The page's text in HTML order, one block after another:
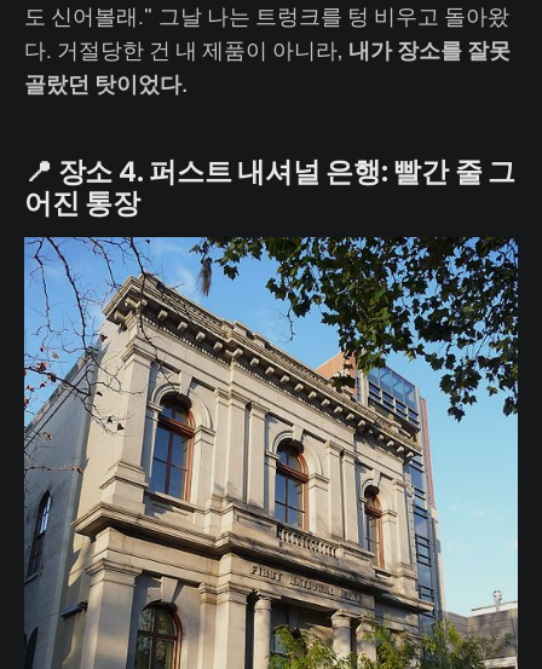
도 신어볼래." 그날 나는 트렁크를 텅 비우고 돌아왔
다. 거절당한 건 내 제품이 아니라, 내가 장소를 잘못
골랐던 탓이었다.
📍 장소 4. 퍼스트 내셔널 은행: 빨간 줄 그
어진 통장